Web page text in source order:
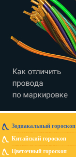
Зодиакальный гороскоп
Китайский гороскоп
Цветочный гороскоп